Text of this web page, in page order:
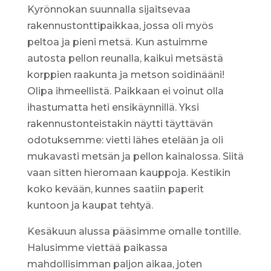
Kyrönnokan suunnalla sijaitsevaa
rakennustonttipaikkaa, jossa oli myös
peltoa ja pieni metsä. Kun astuimme
autosta pellon reunalla, kaikui metsästä
korppien raakunta ja metson soidinääni!
Olipa ihmeellistä. Paikkaan ei voinut olla
ihastumatta heti ensikäynnillä. Yksi
rakennustonteistakin näytti täyttävän
odotuksemme: vietti lähes etelään ja oli
mukavasti metsän ja pellon kainalossa. Siitä
vaan sitten hieromaan kauppoja. Kestikin
koko kevään, kunnes saatiin paperit
kuntoon ja kaupat tehtyä.
Kesäkuun alussa pääsimme omalle tontille.
Halusimme viettää paikassa
mahdollisimman paljon aikaa, joten